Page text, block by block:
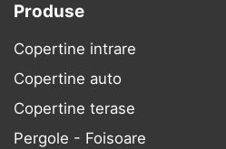
Produse
Copertine intrare
Copertine auto
Copertine terase
Pergole - Foisoare